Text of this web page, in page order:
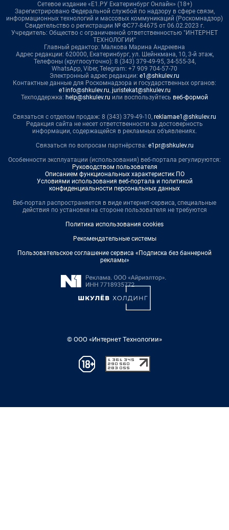
Сетевое издание «Е1.РУ Екатеринбург Онлайн» (18+)
Зарегистрировано Федеральной службой по надзору в сфере связи,
информационных технологий и массовых коммуникаций (Роскомнадзор)
Свидетельство о регистрации № ФС77-84675 от 06.02.2023 г.
Учредитель: Общество с ограниченной ответственностью "ИНТЕРНЕТ
ТЕХНОЛОГИИ"
Главный редактор: Малкова Марина Андреевна
Адрес редакции: 620000, Екатеринбург, ул. Шейнкмана, 10, 3-й этаж,
Телефоны (круглосуточно): 8 (343) 379-49-95, 34-555-34,
WhatsApp, Viber, Telegram: +7 909 704-57-70
Электронный адрес редакции: e1@shkulev.ru
Контактные данные для Роскомнадзора и государственных органов:
e1info@shkulev.ru, juristekat@shkulev.ru
Техподдержка: help@shkulev.ru или воспользуйтесь веб-формой
Связаться с отделом продаж: 8 (343) 379-49-10, reklamae1@shkulev.ru
Редакция сайта не несет ответственности за достоверность
информации, содержащейся в рекламных объявлениях.
Связаться по вопросам партнёрства: e1pr@shkulev.ru
Особенности эксплуатации (использования) веб-портала регулируются:
Руководством пользователя
Описанием функциональных характеристик ПО
Условиями использования веб-портала и политикой
конфиденциальности персональных данных
Веб-портал распространяется в виде интернет-сервиса, специальные
действия по установке на стороне пользователя не требуются
Политика использования cookies
Рекомендательные системы
Пользовательское соглашение сервиса «Подписка без баннерной
рекламы»
© ООО «Интернет Технологии»